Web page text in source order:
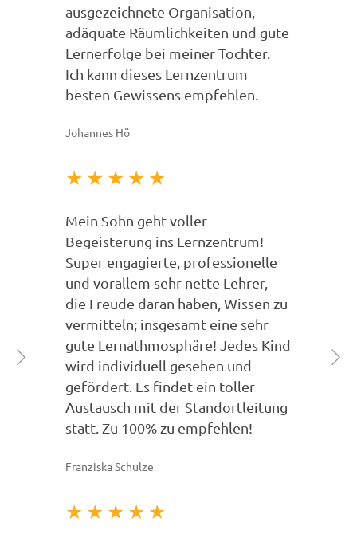
ausgezeichnete Organisation,
adäquate Räumlichkeiten und gute
Lernerfolge bei meiner Tochter.
Ich kann dieses Lernzentrum
besten Gewissens empfehlen.
Johannes Hö
★ ★ ★ ★ ★
Mein Sohn geht voller
Begeisterung ins Lernzentrum!
Super engagierte, professionelle
und vorallem sehr nette Lehrer,
die Freude daran haben, Wissen zu
vermitteln; insgesamt eine sehr
gute Lernathmosphäre! Jedes Kind
wird individuell gesehen und
gefördert. Es findet ein toller
Austausch mit der Standortleitung
statt. Zu 100% zu empfehlen!
Franziska Schulze
★ ★ ★ ★ ★